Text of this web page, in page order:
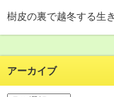
樹皮の裏で越冬する生
アーカイブ